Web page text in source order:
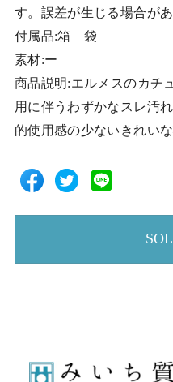
す。誤差が生じる場合があ
付属品:箱 袋
素材:ー
商品説明:エルメスのカチ
用に伴うわずかなスレ汚
的使用感の少ないきれいな